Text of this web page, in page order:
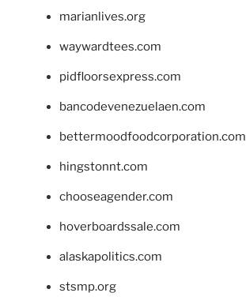
marianlives.org
waywardtees.com
pidfloorsexpress.com
bancodevenezuelaen.com
bettermoodfoodcorporation.com
hingstonnt.com
chooseagender.com
hoverboardssale.com
alaskapolitics.com
stsmp.org